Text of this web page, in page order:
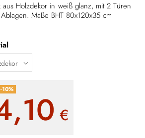
aus Holzdekor in weiß glanz, mit 2 Türen
Maße BHT 80x120x35 cm
-10%
€